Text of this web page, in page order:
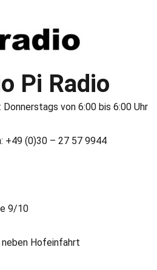
Pi Radio
von 6:00 bis 6:00 Uhr
+49 (0)30 – 27 57 9944
9/10
neben Hofeinfahrt